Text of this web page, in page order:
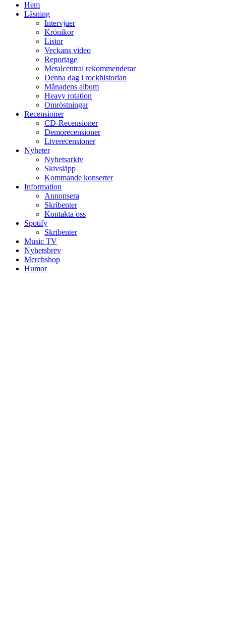
Hem
Läsning
Intervjuer
Krönikor
Listor
Veckans video
Reportage
Metalcentral rekommenderar
Denna dag i rockhistorian
Månadens album
Heavy rotation
Omröstningar
Recensioner
CD-Recensioner
Demorecensioner
Liverecensioner
Nyheter
Nyhetsarkiv
Skivsläpp
Kommande konserter
Information
Annonsera
Skribenter
Kontakta oss
Spotify
Skribenter
Music TV
Nyhetsbrev
Merchshop
Humor